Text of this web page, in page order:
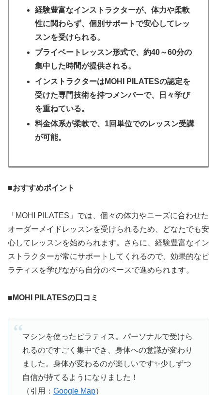
経験豊富なインストラクターが、体力や柔軟
性に関わらず、個別サポートで安心してレッ
スンを受けられる。
プライベートレッスン形式で、約40～60分の
集中した時間が提供される。
インストラクターはMOHI PILATESの認定を
受けた専門技術を持つメンバーで、日々学び
を重ねている。
料金体系が柔軟で、1回単位でのレッスン受講
が可能。
■おすすめポイント
「MOHI PILATES」では、個々の体力やニーズに合わせた
オーダーメイドレッスンを受けられるため、どなたでも安
心してレッスンを始められます。さらに、経験豊富なイン
ストラクターが常にサポートしてくれるので、効果的なピ
ラティスを学びながら自分のペースで進められます。
■ MOHI PILATESの口コミ
マシンを使ったピラティス。パーソナルで受けら
れるのですごく集中でき、身体への意識が変わり
ました。身体が変わるのが楽しいです✨少しずつ
自信が持てるようになりました！
（引用： Google Map）